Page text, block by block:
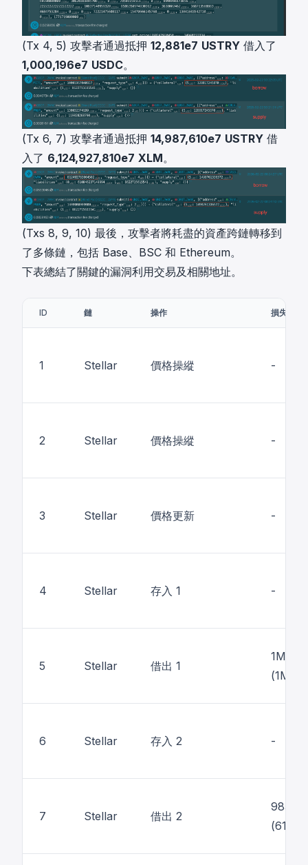
(Tx 4, 5) 攻擊者通過抵押 12,881e7 USTRY 借入了
1,000,196e7 USDC。
(Tx 6, 7) 攻擊者通過抵押 14,987,610e7 USTRY 借
入了 6,124,927,810e7 XLM。
(Txs 8, 9, 10) 最後，攻擊者將耗盡的資產跨鏈轉移到
了多條鏈，包括 Base、BSC 和 Ethereum。
下表總結了關鍵的漏洞利用交易及相關地址。
ID 鏈 操作 損失
1 Stellar 價格操縱 -
2 Stellar 價格操縱 -
3 Stellar 價格更新 -
4 Stellar 存入 1 -
5 Stellar 借出 1
1M 美
(1M
6 Stellar 存入 2 -
7 Stellar 借出 2
985 萬